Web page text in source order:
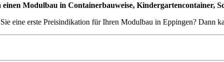
einen Modulbau in Containerbauweise, Kindergartencontainer,
eine erste Preisindikation für Ihren Modulbau in Eppingen? Dann